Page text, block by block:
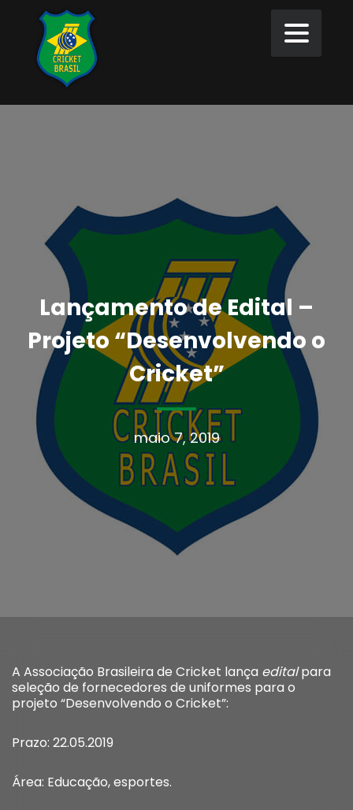
Lançamento de Edital –
Projeto “Desenvolvendo o
Cricket”
maio 7, 2019
A Associação Brasileira de Cricket lança editalpara
seleção de fornecedores de uniformes para o
projeto “Desenvolvendo o Cricket”:
Prazo: 22.05.2019
Área: Educação, esportes.